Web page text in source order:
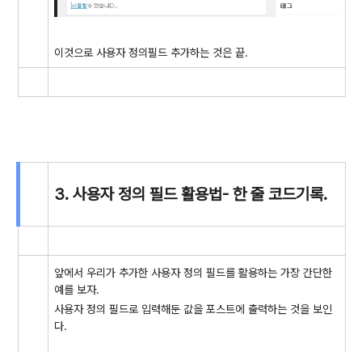
이것으로 사용자 정의필드 추가하는 것은 끝.
3. 사용자 정의 필드 활용법- 한 줄 코드기록.
앞에서 우리가 추가한 사용자 정의 필드를 활용하는 가장 간단한
예를 보자.
사용자 정의 필드로 입력해둔 값을 포스트에 출력하는 것을 보인
다.